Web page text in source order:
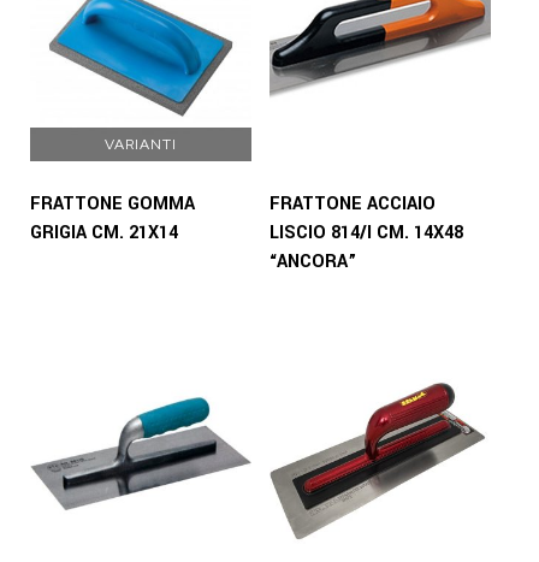
VARIANTI
FRATTONE GOMMA
GRIGIA CM. 21X14
FRATTONE ACCIAIO
LISCIO 814/I CM. 14X48
“ANCORA”